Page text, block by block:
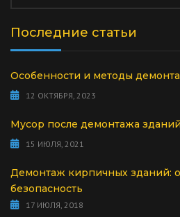
Последние статьи
Особенности и методы
12 ОКТЯБРЯ, 2023
Мусор после демонтажа зданий
15 ИЮЛЯ, 2021
Демонтаж кирпичных зданий:
безопасность
17 ИЮЛЯ, 2018